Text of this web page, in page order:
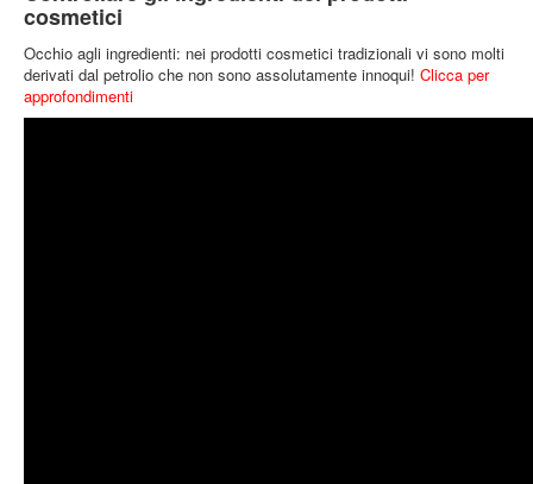
cosmetici
Occhio agli ingredienti: nei prodotti cosmetici tradizionali vi sono molti
derivati dal petrolio che non sono assolutamente innoqui! Clicca per
approfondimenti